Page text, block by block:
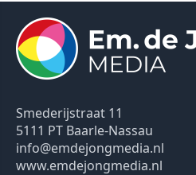
Smederijstraat 11
5111 PT Baarle-Nassau
info@emdejongmedia.nl
www.emdejongmedia.nl